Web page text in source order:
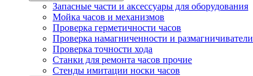
Запасные части и аксессуары для оборудования
Мойка часов и механизмов
Проверка герметичности часов
Проверка намагниченности и размагничиватели
Проверка точности хода
Станки для ремонта часов прочие
Стенды имитации носки часов